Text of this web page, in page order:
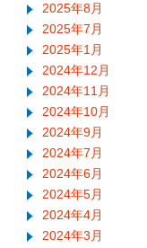
2025年8月
2025年7月
2025年1月
2024年12月
2024年11月
2024年10月
2024年9月
2024年7月
2024年6月
2024年5月
2024年4月
2024年3月